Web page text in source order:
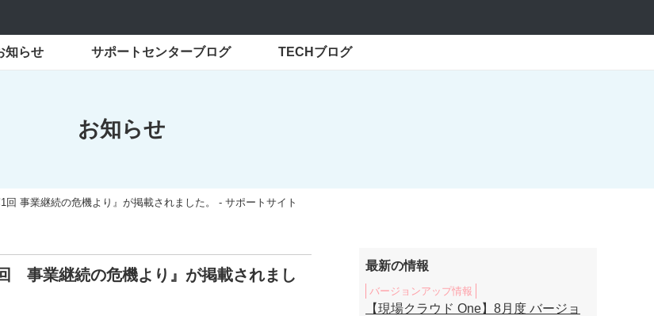
知らせ サポートセンターブログ TECHブログ
お知らせ
事業継続の危機より』が掲載されました。 - サポートサイト
事業継続の危機より』が掲載されまし
最新の情報
バージョンアップ情報
【現場クラウド One】8月度 バージョ